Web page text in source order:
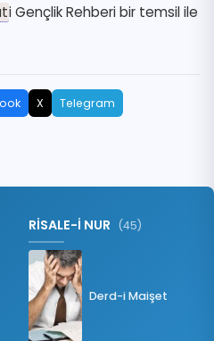
i Gençlik Rehberi bir temsil ile
X
Telegram
RİSALE-İ NUR (45)
Derd-i Maişet